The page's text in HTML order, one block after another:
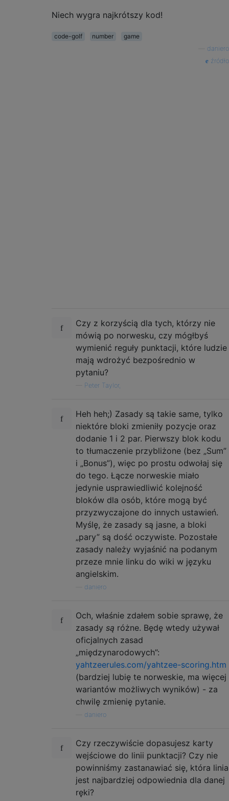
Niech wygra najkrótszy kod!
code-golf number
game
daniero
źródło
Czy z korzyścią dla tych, którzy nie
mówią po norwesku, czy mógłbyś
wymienić reguły punktacji, które ludzie
mają wdrożyć bezpośrednio w
pytaniu?
Peter Taylor,
Heh heh;) Zasady są takie same, tylko
niektóre bloki zmieniły pozycje oraz
dodanie 1 i 2 par. Pierwszy blok kodu
to tłumaczenie przybliżone (bez „Sum”
i „Bonus”), więc po prostu odwołaj się
do tego. Łącze norweskie miało
jedynie usprawiedliwić kolejność
bloków dla osób, które mogą być
przyzwyczajone do innych ustawień.
Myślę, że zasady są jasne, a bloki
„pary” są dość oczywiste. Pozostałe
zasady należy wyjaśnić na podanym
przeze mnie linku do wiki w języku
angielskim.
daniero
Och, właśnie zdałem sobie sprawę, że
zasady są różne. Będę wtedy używał
oficjalnych zasad
„międzynarodowych”:
yahtzeerules.com/yahtzee-scoring.htm
(bardziej lubię te norweskie, ma więcej
wariantów możliwych wyników) - za
chwilę zmienię pytanie.
daniero
Czy rzeczywiście dopasujesz karty
wejściowe do linii punktacji? Czy nie
powinniśmy zastanawiać się, która linia
jest najbardziej odpowiednia dla danej
ręki?